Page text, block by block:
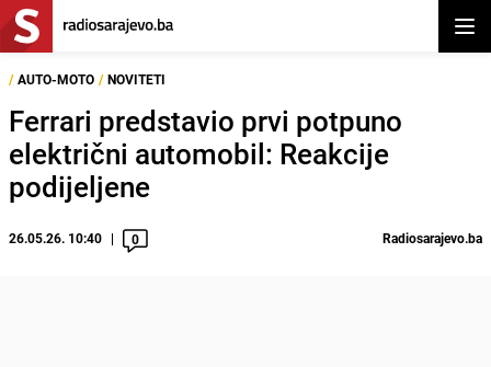
/ AUTO-MOTO / NOVITETI
Ferrari predstavio prvi potpuno
električni automobil: Reakcije
podijeljene
26.05.26. 10:40 0 Radiosarajevo.ba